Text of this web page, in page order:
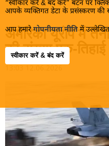
“स्वीकार करें & बंद करें” बटन पर
आपके व्यक्तिगत डेटा के प्रसंस्करण की
आप हमारे गोपनीयता नीति में
स्वीकार करें & बंद करें
अमेरिका यूरोप में
की संख्या एक-तिहाई